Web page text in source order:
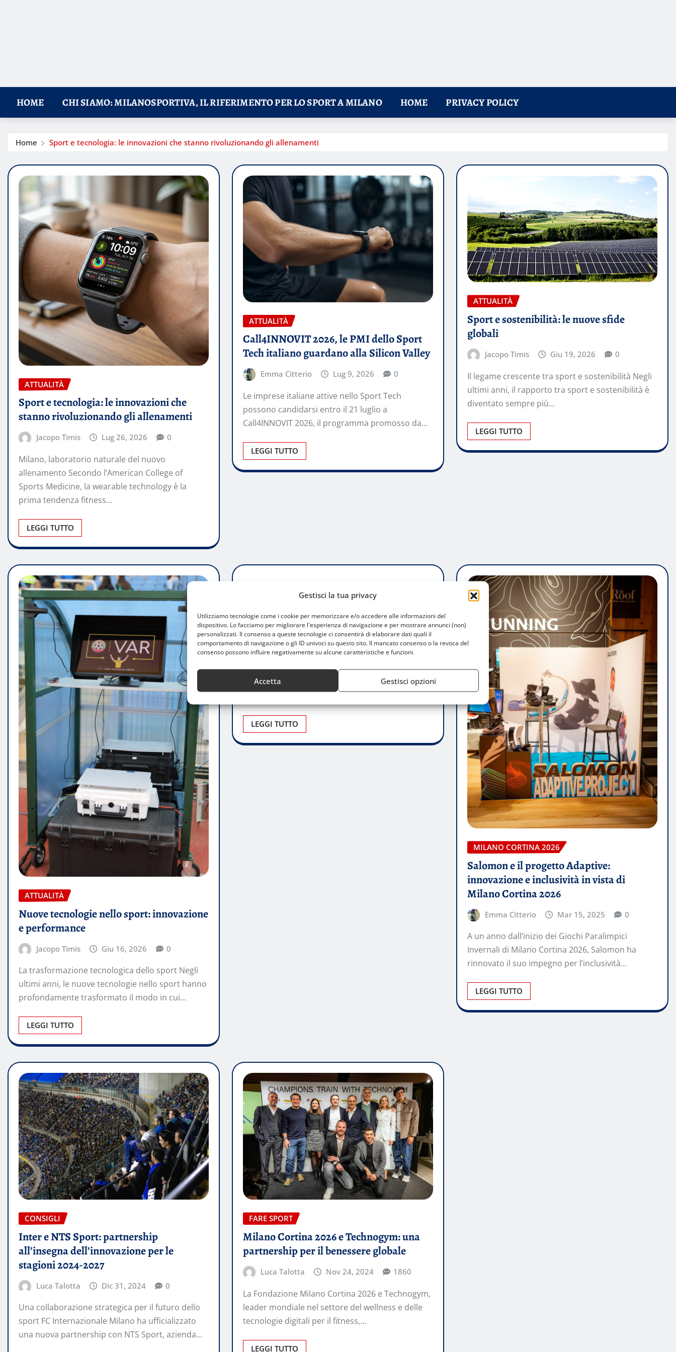
Gestisci la tua privacy
Utilizziamo tecnologie come i cookie per memorizzare e/o accedere alle informazioni del
dispositivo. Lo facciamo per migliorare l'esperienza di navigazione e per mostrare annunci (non)
personalizzati. Il consenso a queste tecnologie ci consentirà di elaborare dati quali il
comportamento di navigazione o gli ID univoci su questo sito. Il mancato consenso o la revoca del
consenso possono influire negativamente su alcune caratteristiche e funzioni.
Accetta Gestisci opzioni
HOME CHI SIAMO: MILANOSPORTIVA, IL RIFERIMENTO PER LO SPORT A MILANO HOME PRIVACY POLICY
Home Sport e tecnologia: le innovazioni che stanno rivoluzionando gli allenamenti
ATTUALITÀ
Sport e tecnologia: le innovazioni che
stanno rivoluzionando gli allenamenti
Jacopo Timis Lug 26, 2026 0
Milano, laboratorio naturale del nuovo
allenamento Secondo l’American College of
Sports Medicine, la wearable technology è la
prima tendenza fitness…
LEGGI TUTTO
ATTUALITÀ
Call4INNOVIT 2026, le PMI dello Sport
Tech italiano guardano alla Silicon Valley
Emma Citterio Lug 9, 2026 0
Le imprese italiane attive nello Sport Tech
possono candidarsi entro il 21 luglio a
Call4INNOVIT 2026, il programma promosso da…
LEGGI TUTTO
ATTUALITÀ
Sport e sostenibilità: le nuove sfide
globali
Jacopo Timis Giu 19, 2026 0
Il legame crescente tra sport e sostenibilità Negli
ultimi anni, il rapporto tra sport e sostenibilità è
diventato sempre più…
LEGGI TUTTO
ATTUALITÀ
Nuove tecnologie nello sport: innovazione
e performance
Jacopo Timis Giu 16, 2026 0
La trasformazione tecnologica dello sport Negli
ultimi anni, le nuove tecnologie nello sport hanno
profondamente trasformato il modo in cui…
LEGGI TUTTO
Il futuro dello sport a Milano: scenari e
prospettive
Jacopo Timis Mag 31, 2026 0
Un sistema sportivo in trasformazione Il tema de
il futuro dello sport a Milano si inserisce in un
LEGGI TUTTO
MILANO CORTINA 2026
Salomon e il progetto Adaptive:
innovazione e inclusività in vista di
Milano Cortina 2026
Emma Citterio Mar 15, 2025 0
A un anno dall’inizio dei Giochi Paralimpici
Invernali di Milano Cortina 2026, Salomon ha
rinnovato il suo impegno per l’inclusività…
LEGGI TUTTO
CONSIGLI
Inter e NTS Sport: partnership
all’insegna dell’innovazione per le
stagioni 2024-2027
Luca Talotta Dic 31, 2024 0
Una collaborazione strategica per il futuro dello
sport FC Internazionale Milano ha ufficializzato
una nuova partnership con NTS Sport, azienda…
FARE SPORT
Milano Cortina 2026 e Technogym: una
partnership per il benessere globale
Luca Talotta Nov 24, 2024 1860
La Fondazione Milano Cortina 2026 e Technogym,
leader mondiale nel settore del wellness e delle
tecnologie digitali per il fitness,…
LEGGI TUTTO